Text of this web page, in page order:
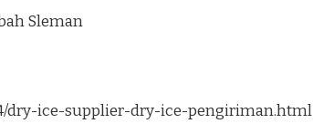
Sleman
dry-ice-supplier-dry-ice-pengiriman.html